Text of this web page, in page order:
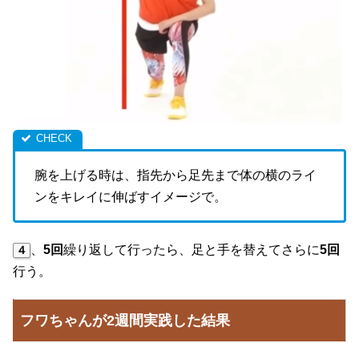
腕を上げる時は、指先から足先まで体の横のライ
ンをキレイに伸ばすイメージで。
４ 、 5回繰り返して行ったら、足と手を替えてさらに5回
行う。
フワちゃんが2週間実践した結果